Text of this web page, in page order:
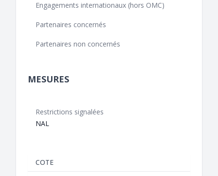
Engagements internationaux (hors OMC)
Partenaires concernés
Partenaires non concernés
MESURES
Restrictions signalées
NAL
COTE